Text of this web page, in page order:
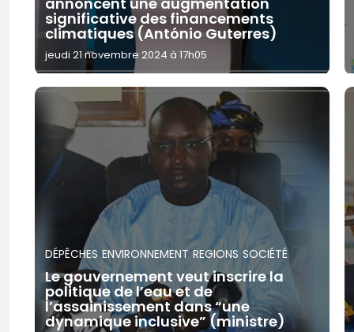
significative des financements
climatiques (António Guterres)
jeudi 21 novembre 2024 à 17h05
DÉPÊCHES ENVIRONNEMENT REGIONS SOCIÉTÉ
Le gouvernement veut inscrire la
politique de l’eau et de
l’assainissement dans “une
dynamique inclusive” (ministre)